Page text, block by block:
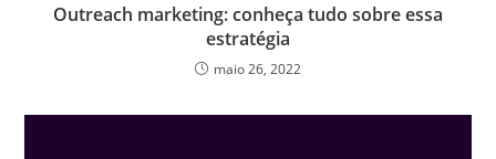
Outreach marketing: conheça tudo sobre essa
estratégia
maio 26, 2022